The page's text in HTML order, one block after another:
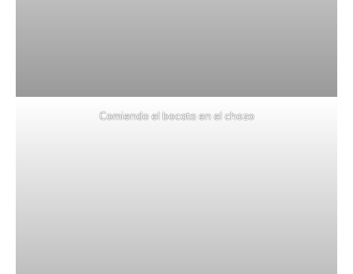
Comiendo el bocata en el chozo